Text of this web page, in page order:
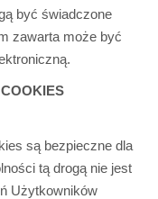
być świadczone
zawarta może być
są bezpieczne dla
tą drogą nie jest
Użytkowników